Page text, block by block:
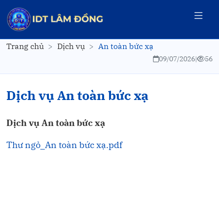
Trang chủ Dịch vụ An toàn bức xạ
09/07/2026| 56
Dịch vụ An toàn bức xạ
Dịch vụ An toàn bức xạ
Thư ngỏ_An toàn bức xạ.pdf